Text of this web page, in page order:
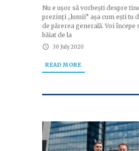
Nu e ușor să vorbești despre
prezinți ,,lumii” așa cum ești tu
de părerea generală. Voi începe
băiat de la
30 July 2020
READ MORE